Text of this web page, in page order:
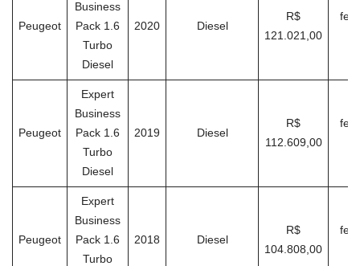
Peugeot
Business
Pack 1.6
Turbo
Diesel
2020 Diesel
R$
121.021,00
Peugeot
Expert
Business
Pack 1.6
Turbo
Diesel
2019 Diesel
R$
112.609,00
Peugeot
Expert
Business
Pack 1.6
Turbo
2018 Diesel
R$
104.808,00